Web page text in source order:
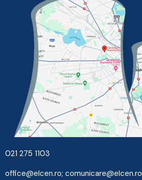
021 275 1103
office@elcen.ro; comunicare@elcen.ro